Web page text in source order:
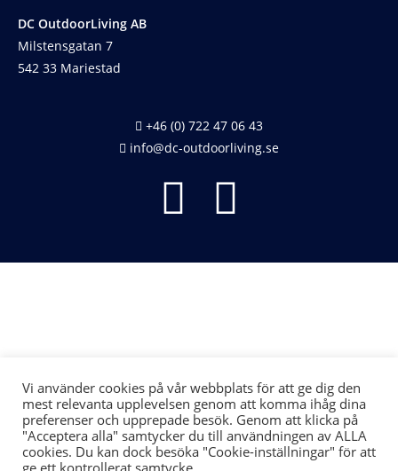
DC OutdoorLiving AB
Milstensgatan 7
542 33 Mariestad
+46 (0) 722 47 06 43
info@dc-outdoorliving.se
Vi använder cookies på vår webbplats för att ge dig den
mest relevanta upplevelsen genom att komma ihåg dina
preferenser och upprepade besök. Genom att klicka på
"Acceptera alla" samtycker du till användningen av ALLA
cookies. Du kan dock besöka "Cookie-inställningar" för att
ge ett kontrollerat samtycke.